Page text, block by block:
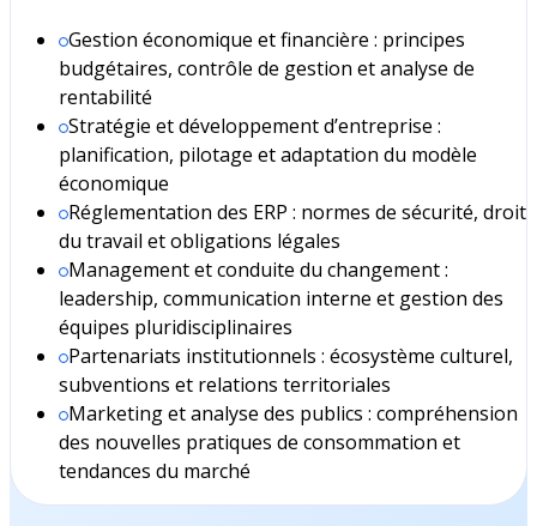
Gestion économique et financière : principes
budgétaires, contrôle de gestion et analyse de
rentabilité
Stratégie et développement d’entreprise :
planification, pilotage et adaptation du modèle
économique
Réglementation des ERP : normes de sécurité, droit
du travail et obligations légales
Management et conduite du changement :
leadership, communication interne et gestion des
équipes pluridisciplinaires
Partenariats institutionnels : écosystème culturel,
subventions et relations territoriales
Marketing et analyse des publics : compréhension
des nouvelles pratiques de consommation et
tendances du marché